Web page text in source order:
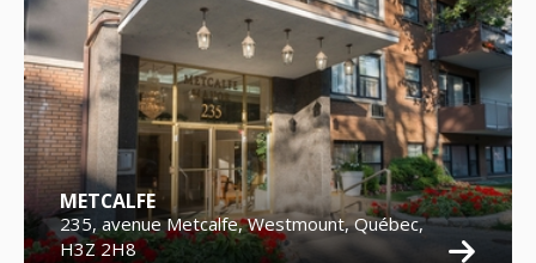
METCALFE
235, avenue Metcalfe, Westmount, Québec,
H3Z 2H8